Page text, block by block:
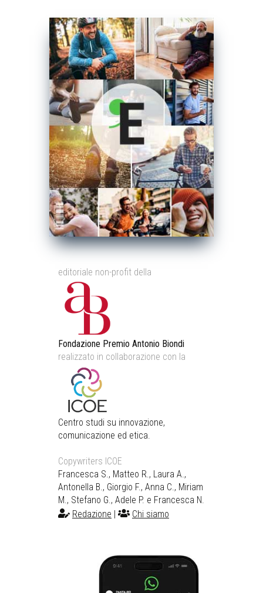
editoriale non-profit della
Fondazione Premio Antonio Biondi
realizzato in collaborazione con la
Centro studi su innovazione,
comunicazione ed etica.
Copywriters ICOE
Francesca S., Matteo R., Laura A.,
Antonella B., Giorgio F., Anna C., Miriam
M., Stefano G., Adele P. e Francesca N.
Redazione
Chi siamo